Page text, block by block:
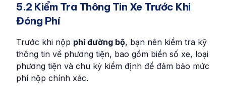
5.2 Kiểm Tra Thông Tin Xe Trước Khi
Đóng Phí
Trước khi nộp phí đường bộ, bạn nên kiểm tra kỹ
thông tin về phương tiện, bao gồm biển số xe, loại
phương tiện và chu kỳ kiểm định để đảm bảo mức
phí nộp chính xác.